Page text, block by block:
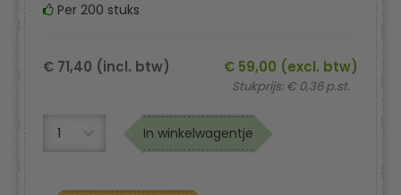
Per 200 stuks
€ 59,00 (excl. btw)
Stukprijs: € 0,36 p.st.
€ 71,40 (incl. btw)
In winkelwagentje